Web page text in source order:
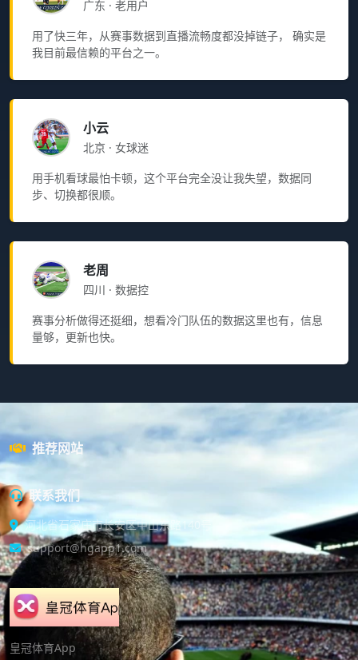
广东 · 老用户
用了快三年，从赛事数据到直播流畅度都没掉链子， 确实是
我目前最信赖的平台之一。
小云
北京 · 女球迷
用手机看球最怕卡顿，这个平台完全没让我失望，数据同
步、切换都很顺。
老周
四川 · 数据控
赛事分析做得还挺细，想看冷门队伍的数据这里也有，信息
量够，更新也快。
推荐网站
联系我们
河北省石家庄市长安区中山东路140号
support@hgapp1.com
皇冠体育App